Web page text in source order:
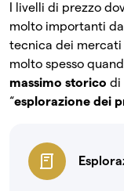
I livelli di prezzo
molto importanti da
tecnica dei
molto spesso
massimo storico di
“esplorazione dei